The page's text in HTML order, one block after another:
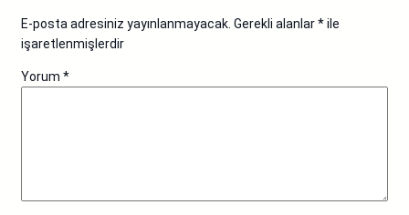
E-posta adresiniz yayınlanmayacak. Gerekli alanlar*ile
işaretlenmişlerdir
Yorum *